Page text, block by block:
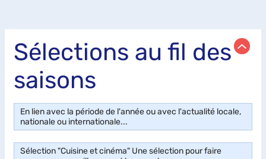
Sélections au fil des
saisons
En lien avec la période de l'année ou avec l'actualité locale,
nationale ou internationale...
Sélection "Cuisine et cinéma" Une sélection pour faire